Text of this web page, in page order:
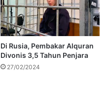
Di Rusia, Pembakar Alquran
Divonis 3,5 Tahun Penjara
27/02/2024